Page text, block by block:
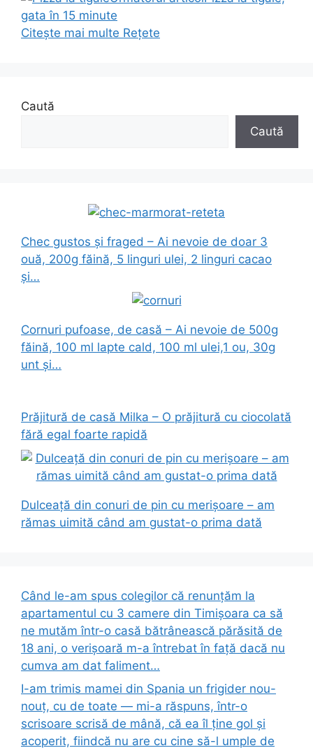
gata în 15 minute
Citește mai multe Rețete
Caută
Caută
Chec gustos și fraged – Ai nevoie de doar 3
ouă, 200g făină, 5 linguri ulei, 2 linguri cacao
și…
Cornuri pufoase, de casă – Ai nevoie de 500g
făină, 100 ml lapte cald, 100 ml ulei,1 ou, 30g
unt și…
Prăjitură de casă Milka – O prăjitură cu ciocolată
fără egal foarte rapidă
Dulceață din conuri de pin cu merișoare – am
rămas uimită când am gustat-o prima dată
Când le-am spus colegilor că renunțăm la
apartamentul cu 3 camere din Timișoara ca să
ne mutăm într-o casă bătrânească părăsită de
18 ani, o verișoară m-a întrebat în față dacă nu
cumva am dat faliment…
I-am trimis mamei din Spania un frigider nou-
nouț, cu de toate — mi-a răspuns, într-o
scrisoare scrisă de mână, că ea îl ține gol și
acoperit, fiindcă nu are cu cine să-l umple de